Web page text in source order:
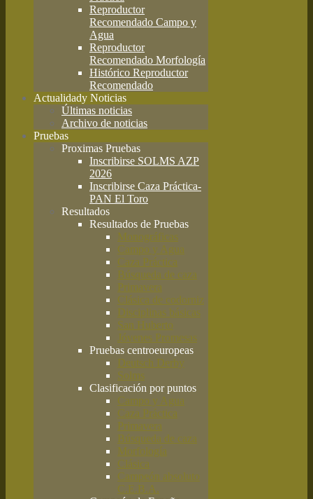
Reproductor
Recomendado Campo y
Agua
Reproductor
Recomendado Morfología
Histórico Reproductor
Recomendado
Actualidady Noticias
Últimas noticias
Archivo de noticias
Pruebas
Proximas Pruebas
Inscribirse SOLMS AZP
2026
Inscribirse Caza Práctica-
PAN El Toro
Resultados
Resultados de Pruebas
Monográficas
Campo y Agua
Caza Práctica
Búsqueda de caza
Primavera
Clásica de codorniz
Disciplinas básicas
San Huberto
Jóvenes Promesas
Pruebas centroeuropeas
Deutsch Derby
Solms
Clasificación por puntos
Campo y Agua
Caza Práctica
Primavera
Búsqueda de caza
Morfología
Clásica
Campeón absoluto
C.E.B.A.